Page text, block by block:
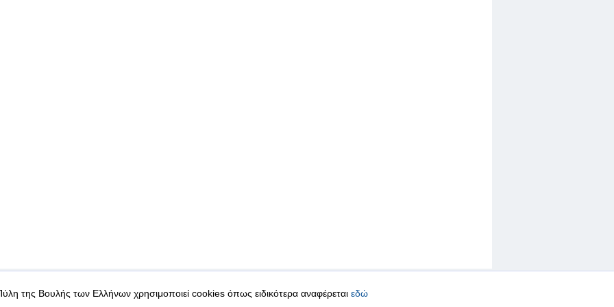
δεδομένα |Ασφάλεια & Πρόσβαση
της Βουλής των Ελλήνων χρησιμοποιεί cookies όπως ειδικότερα αναφέρεται εδώ